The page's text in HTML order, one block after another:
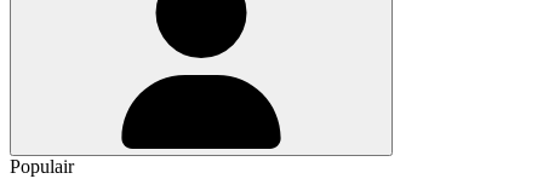
Populair